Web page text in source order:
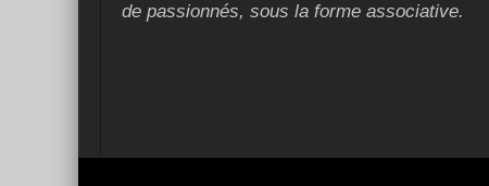
de passionnés, sous la forme associative.